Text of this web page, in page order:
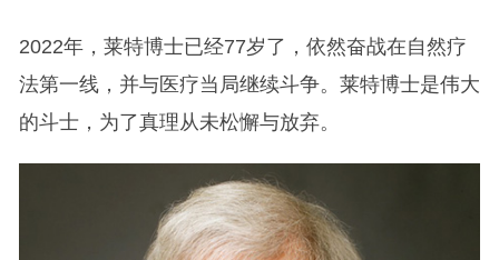
2022年，莱特博士已经77岁了，依然奋战在自然疗
法第一线，并与医疗当局继续斗争。莱特博士是伟大
的斗士，为了真理从未松懈与放弃。